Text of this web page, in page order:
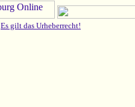
Es gilt das Urheberrecht!